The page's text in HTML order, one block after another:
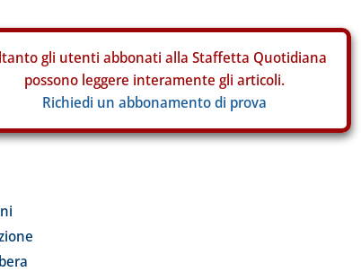
gli utenti abbonati alla Staffetta Quotidiana
possono leggere interamente gli articoli.
Richiedi un abbonamento di prova
alla notizia